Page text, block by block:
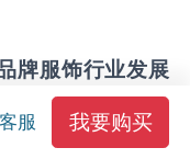
牌服饰行业发展
展前景分析
服 我要购买